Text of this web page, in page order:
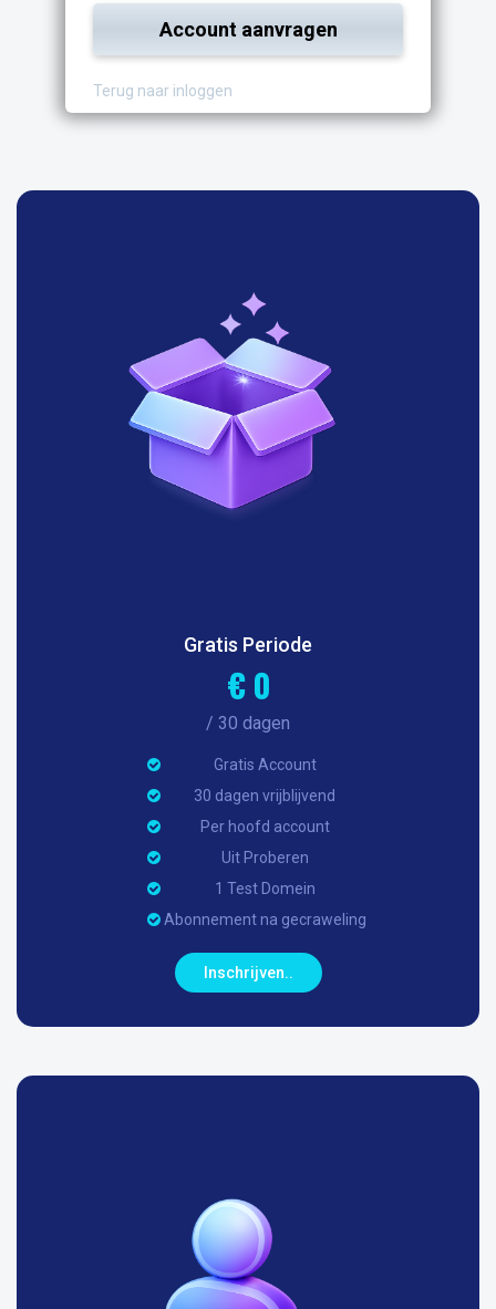
Account aanvragen
Terug naar inloggen
Gratis Periode
€ 0
/ 30 dagen
Gratis Account
30 dagen vrijblijvend
Per hoofd account
Uit Proberen
1 Test Domein
Abonnement na gecraweling
Inschrijven..